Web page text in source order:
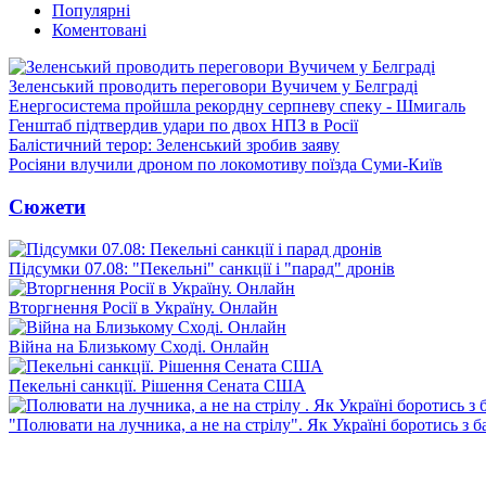
Популярні
Коментовані
Зеленський проводить переговори Вучичем у Белграді
Енергосистема пройшла рекордну серпневу спеку - Шмигаль
Генштаб підтвердив удари по двох НПЗ в Росії
Балістичний терор: Зеленський зробив заяву
Росіяни влучили дроном по локомотиву поїзда Суми-Київ
Сюжети
Підсумки 07.08: "Пекельні" санкції і "парад" дронів
Вторгнення Росії в Україну. Онлайн
Війна на Близькому Сході. Онлайн
Пекельні санкції. Рішення Сената США
"Полювати на лучника, а не на стрілу". Як Україні боротись з